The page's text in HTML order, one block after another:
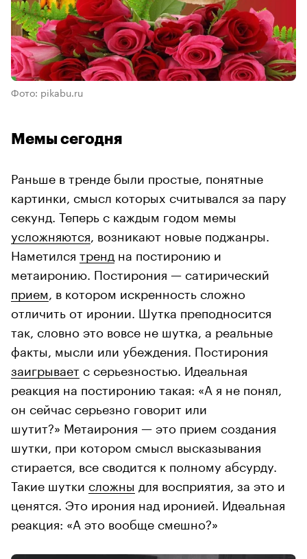
Фото: pikabu.ru
Мемы сегодня
Раньше в тренде были простые, понятные
картинки, смысл которых считывался за пару
секунд. Теперь с каждым годом мемы
усложняются , возникают новые поджанры.
Наметился тренд на постиронию и
метаиронию. Постирония — сатирический
прием , в котором искренность сложно
отличить от иронии. Шутка преподносится
так, словно это вовсе не шутка, а реальные
факты, мысли или убеждения. Постирония
заигрывает с серьезностью. Идеальная
реакция на постиронию такая: «А я не понял,
он сейчас серьезно говорит или
шутит?» Метаирония — это прием создания
шутки, при котором смысл высказывания
стирается, все сводится к полному абсурду.
Такие шутки сложны для восприятия, за это и
ценятся. Это ирония над иронией. Идеальная
реакция: «А это вообще смешно?»